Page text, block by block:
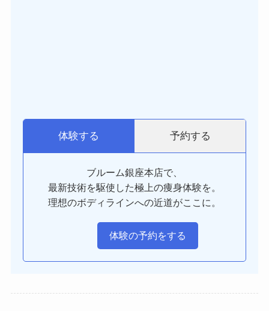
体験する 予約する
ブルーム銀座本店で、
最新技術を駆使した極上の痩身体験を。
理想のボディラインへの近道がここに。
体験の予約をする